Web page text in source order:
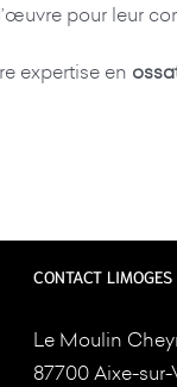
pour leur
expertise en
CONTACT LIMOGES
Le Moulin
87700 Aixe-